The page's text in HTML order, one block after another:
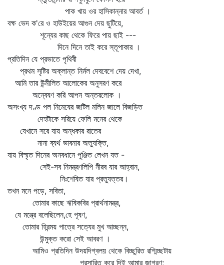
পাক খায় ওর হাসিকান্নার আবর্ত ।
বক্ষ ভেদ ক'রে ও হাউইয়ের আগুন দেয় ছুটিয়ে,
শূন্যের কাছ থেকে ফিরে পায় ছাই ---
দিনে দিনে তাই করে স্তূপাকার ।
প্রতিদিন যে প্রভাতে পৃথিবী
প্রথম সৃষ্টির অক্লান্ত নির্মল দেববেশে দেয় দেখা,
আমি তার উন্মীলিত আলোকের অনুসরণ করে
অন্বেষণ করি আপন অন্তরলোক ।
অসংখ্য দণ্ড পল নিমেষের জটিল মলিন জালে বিজড়িত
দেহটাকে সরিয়ে ফেলি মনের থেকে
যেখানে সরে যায় অন্ধকার রাতের
নানা ব্যর্থ ভাবনার অত্যুক্তি,
যায় বিস্মৃত দিনের অনবধানে পুঞ্জিত লেখন যত -
সেই-সব নিমন্ত্রণলিপি নীরব যার আহ্বান,
নিঃশেষিত যার প্রত্যুত্তর।
তখন মনে পড়ে, সবিতা,
তোমার কাছে ঋষিকবির প্রার্থনামন্ত্র,
যে মন্ত্রে বলেছিলেন,হে পূষণ,
তোমার হিরন্ময় পাত্রে সত্যের মুখ আচ্ছন্ন,
উন্মুক্ত করো সেই আবরণ ।
আমিও প্রতিদিন উদয়দিগ্‌বলয় থেকে বিচ্ছুরিত রশ্মিচ্ছটায়
প্রসারিত করে দিই আমার জাগরণ;